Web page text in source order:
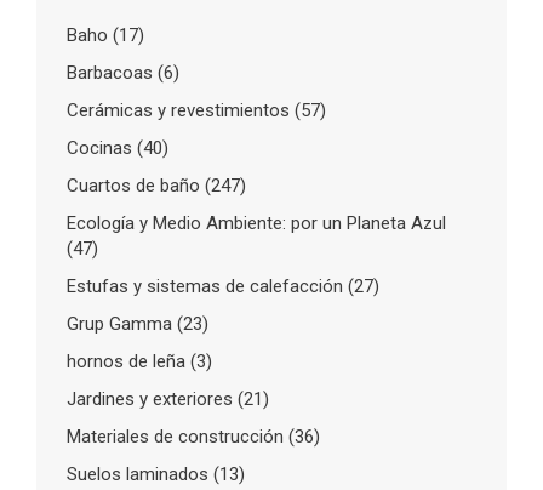
Baho (17)
Barbacoas (6)
Cerámicas y revestimientos (57)
Cocinas (40)
Cuartos de baño (247)
Ecología y Medio Ambiente: por un Planeta Azul
(47)
Estufas y sistemas de calefacción (27)
Grup Gamma (23)
hornos de leña (3)
Jardines y exteriores (21)
Materiales de construcción (36)
Suelos laminados (13)